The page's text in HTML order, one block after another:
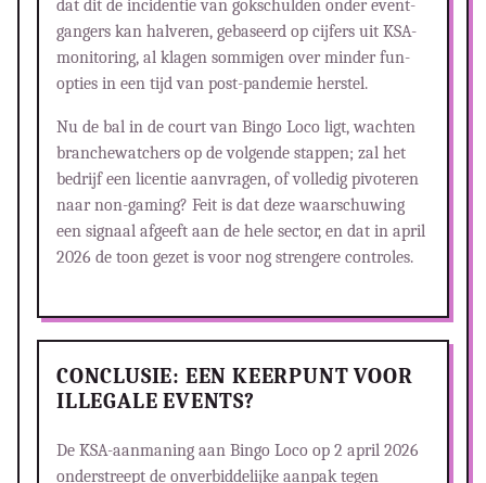
dat dit de incidentie van gokschulden onder event-
gangers kan halveren, gebaseerd op cijfers uit KSA-
monitoring, al klagen sommigen over minder fun-
opties in een tijd van post-pandemie herstel.
Nu de bal in de court van Bingo Loco ligt, wachten
branchewatchers op de volgende stappen; zal het
bedrijf een licentie aanvragen, of volledig pivoteren
naar non-gaming? Feit is dat deze waarschuwing
een signaal afgeeft aan de hele sector, en dat in april
2026 de toon gezet is voor nog strengere controles.
CONCLUSIE: EEN KEERPUNT VOOR
ILLEGALE EVENTS?
De KSA-aanmaning aan Bingo Loco op 2 april 2026
onderstreept de onverbiddelijke aanpak tegen